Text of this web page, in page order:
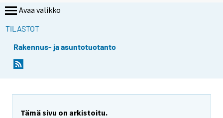
Avaa valikko
TILASTOT
Rakennus- ja asuntotuotanto
Tämä sivu on arkistoitu.